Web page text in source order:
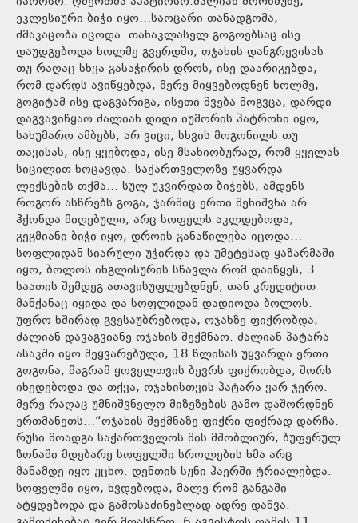
ეკლესიური ბიჭი იყო…საოცარი თანადგომა,
ძმაკაცობა იცოდა. თანაკლასელ გოგოებსაც ისე
დაუდგებოდა ხოლმე გვერდში, ოჯახის დანგრევისას
თუ რაღაც სხვა გასაჭირის დროს, ისე დაარიგებდა,
რომ დარდს ავიწყებდა, მერე მიყვებოდნენ ხოლმე,
გოგიტამ ისე დაგვარიგა, ისეთი შვება მოგვცა, დარდი
დაგვავიწყაო.ძალიან დიდი იუმორის პატრონი იყო,
სახუმარო ამბებს, არ ვიცი, სხვის მოგონილს თუ
თავისას, ისე ყვებოდა, ისე მსახიობურად, რომ ყველას
სიცილით ხოცავდა. საქართველოზე უყვარდა
ლექსების თქმა… სულ უკვირდათ ბიჭებს, ამდენს
როგორ ასწრებს გოგა, ჯარშიც ერთი შენიშვნა არ
ჰქონდა მიღებული, არც სოფელს აკლდებოდა,
გეგმიანი ბიჭი იყო, დროის განაწილება იცოდა…
სოფლიდან სიარული უჭირდა და უმეტესად ყაზარმაში
იყო, ბოლოს ინგლისურის სწავლა რომ დაიწყეს, 3
საათის შემდეგ ათავისუფლებდნენ, თან კრედიტით
მანქანაც იყიდა და სოფლიდან დადიოდა ბოლოს.
უფრო ხშირად გვესაუბრებოდა, ოჯახზე ფიქრობდა,
ძალიან დავაგვიანე ოჯახის შექმნაო. ძალიან პატარა
ასაკში იყო შეყვარებული, 18 წლისას უყვარდა ერთი
გოგონა, მაგრამ ყოველთვის ბევრს ფიქრობდა, შორს
იხედებოდა და თქვა, ოჯახისთვის პატარა ვარ ჯერო.
მერე რაღაც უმნიშვნელო მიზეზების გამო დაშორდნენ
ერთმანეთს…“ოჯახის შექმნაზე ფიქრი ფიქრად დარჩა.
რუსი მოადგა საქართველოს.მის მშობლიურ, ბუფერულ
ზონაში მდებარე სოფელში სროლების ხმა არც
მანამდე იყო უცხო. დენთის სუნი ჰაერში ტრიალებდა.
სოფელში იყო, ხვდებოდა, მალე რომ განგაში
ატყდებოდა და გამოსაძინებლად ადრე დაწვა.